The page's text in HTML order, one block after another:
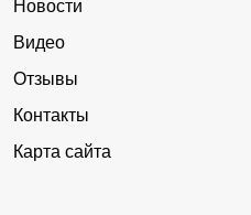
Новости
Видео
Отзывы
Контакты
Карта сайта